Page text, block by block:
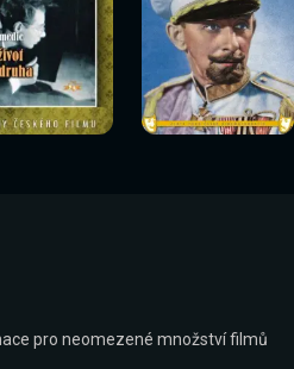
Sledovat
nyní
Sledovat
nyní
pro neomezené množství filmů